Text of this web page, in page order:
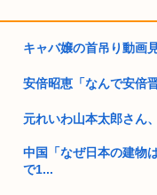
キャバ嬢の首吊り動画
安倍昭恵「なんで安倍
元れいわ山本太郎さん
中国「なぜ日本の建物
で1...